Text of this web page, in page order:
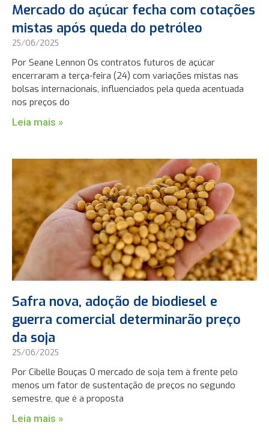
Mercado do açúcar fecha com cotações
mistas após queda do petróleo
25/06/2025
Por Seane Lennon Os contratos futuros de açúcar
encerraram a terça-feira (24) com variações mistas nas
bolsas internacionais, influenciados pela queda acentuada
nos preços do
Leia mais »
Safra nova, adoção de biodiesel e
guerra comercial determinarão preço
da soja
25/06/2025
Por Cibelle Bouças O mercado de soja tem à frente pelo
menos um fator de sustentação de preços no segundo
semestre, que é a proposta
Leia mais »